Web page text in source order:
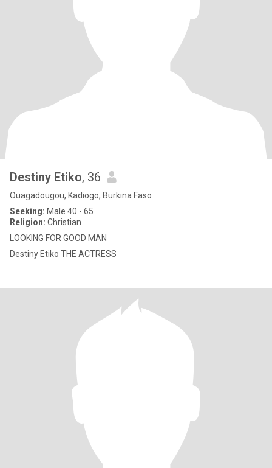
Destiny Etiko, 36
Ouagadougou, Kadiogo, Burkina Faso
Seeking: Male 40 - 65
Religion: Christian
LOOKING FOR GOOD MAN
Destiny Etiko THE ACTRESS